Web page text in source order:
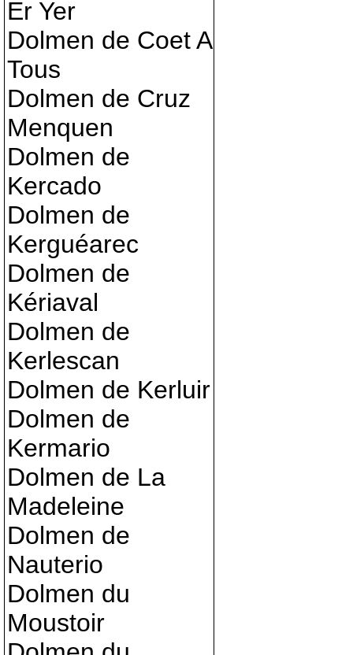
Er Yer
Dolmen de Coet A
Tous
Dolmen de Cruz
Menquen
Dolmen de
Kercado
Dolmen de
Kerguéarec
Dolmen de
Kériaval
Dolmen de
Kerlescan
Dolmen de Kerluir
Dolmen de
Kermario
Dolmen de La
Madeleine
Dolmen de
Nauterio
Dolmen du
Moustoir